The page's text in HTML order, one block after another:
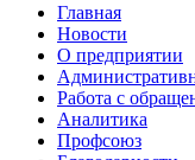
Главная
Новости
О предприятии
Работа с
Аналитика
Профсоюз